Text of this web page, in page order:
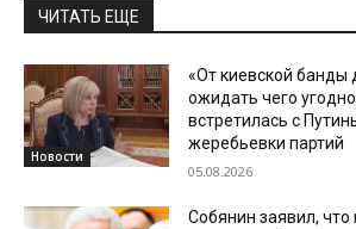
ЧИТАТЬ ЕЩЕ
Новости
«От киевской
ожидать чего
встретилась с
жеребьевки партий
05.08.2026
Собянин заявил, что